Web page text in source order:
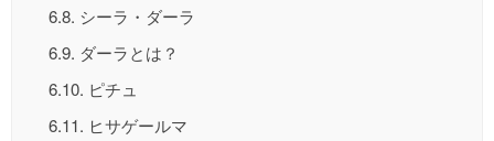
6.8. シーラ・ダーラ
6.9. ダーラとは？
6.10. ピチュ
6.11. ヒサゲールマ